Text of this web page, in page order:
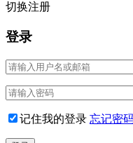
切换注册
登录
记住我的登录 忘记密